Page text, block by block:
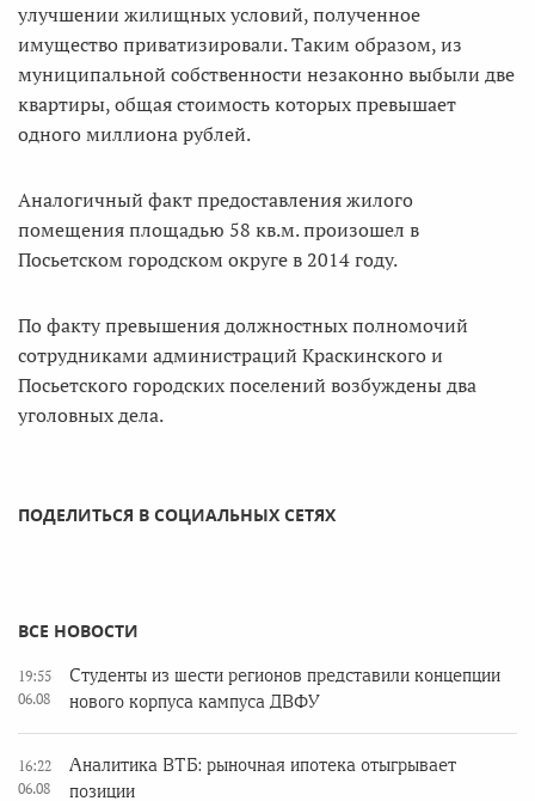
улучшении жилищных условий, полученное
имущество приватизировали. Таким образом, из
муниципальной собственности незаконно выбыли две
квартиры, общая стоимость которых превышает
одного миллиона рублей.
Аналогичный факт предоставления жилого
помещения площадью 58 кв.м. произошел в
Посьетском городском округе в 2014 году.
По факту превышения должностных полномочий
сотрудниками администраций Краскинского и
Посьетского городских поселений возбуждены два
уголовных дела.
ПОДЕЛИТЬСЯ В СОЦИАЛЬНЫХ СЕТЯХ
ВСЕ НОВОСТИ
19:55
06.08
Студенты из шести регионов представили концепции
нового корпуса кампуса ДВФУ
16:22
06.08
Аналитика ВТБ: рыночная ипотека отыгрывает
позиции